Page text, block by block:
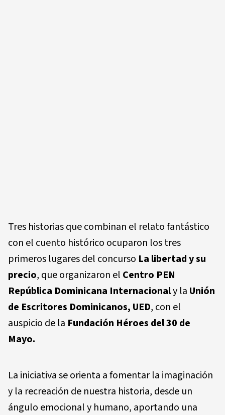
Tres historias que combinan el relato fantástico
con el cuento histórico ocuparon los tres
primeros lugares del concurso La libertad y su
precio, que organizaron el Centro PEN
República Dominicana Internacionaly la Unión
de Escritores Dominicanos, UED, con el
auspicio de la Fundación Héroes del 30 de
Mayo.
La iniciativa se orienta a fomentar la imaginación
y la recreación de nuestra historia, desde un
ángulo emocional y humano, aportando una